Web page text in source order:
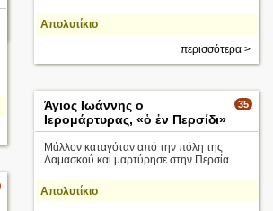
Απολυτίκιο
περισσότερα >
35
Άγιος Ιωάννης ο
Ιερομάρτυρας, «ὁ ἐν Περσίδι»
Μάλλον καταγόταν από την πόλη της
Δαμασκού και μαρτύρησε στην Περσία.
Απολυτίκιο